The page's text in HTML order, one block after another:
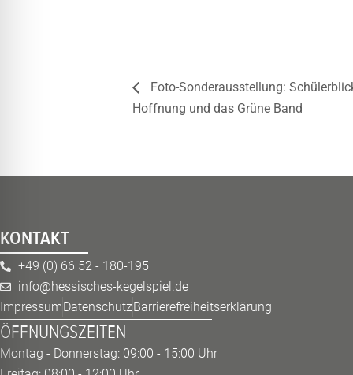
Foto-Sonderausstellung:
Hoffnung und das Grüne Band
KONTAKT
+49 (0) 66 52 - 180-195
info@hessisches-kegelspiel.de
ImpressumDatenschutzBarrierefreiheitserklärung
ÖFFNUNGSZEITEN
Montag - Donnerstag: 09:00 - 15:00 Uhr